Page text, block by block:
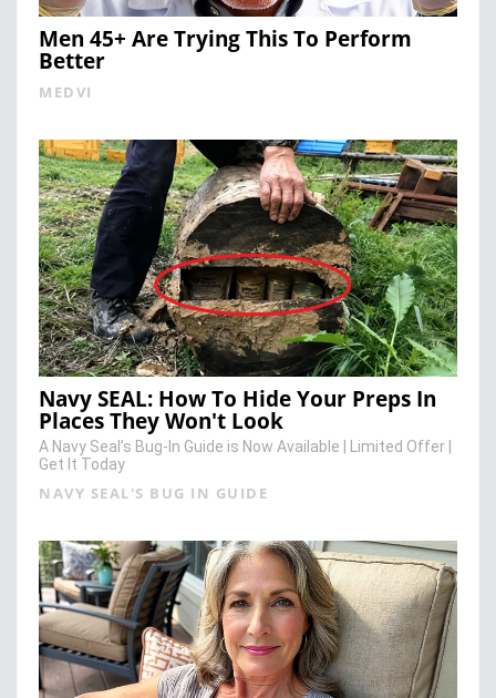
Men 45+ Are Trying This To Perform
Better
MEDVI
Navy SEAL: How To Hide Your Preps In
Places They Won't Look
A Navy Seal’s Bug-In Guide is Now Available | Limited Offer |
Get It Today
NAVY SEAL'S BUG IN GUIDE